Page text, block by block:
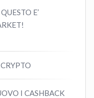
E’
I CASHBACK